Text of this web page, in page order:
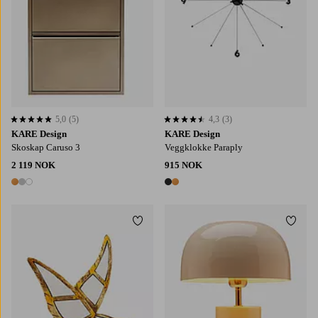
KARE Design
Skoskap Caruso 3
2 119 NOK
3 farger
5,0 basert på 5 karaktergivninger
5,0 (5)
KARE Design
Veggklokke Paraply
915 NOK
2 farger
4,3 basert på 3 karaktergivninger
4,3 (3)
Legg til favoritter